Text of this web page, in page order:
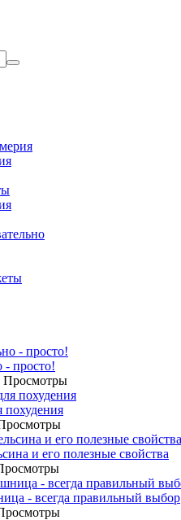
- просто!
Просмотры
похудения
и его полезные свойства
- всегда правильный выбор